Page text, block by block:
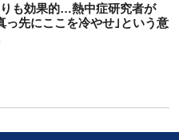
も効果的…熱中症研究者が
っ先にここを冷やせ｣という意